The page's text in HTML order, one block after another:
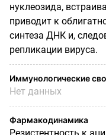
нуклеозида,
приводит к
синтеза ДНК и,
репликации вируса.
Иммунологические
Нет данных
Фармакодинамика